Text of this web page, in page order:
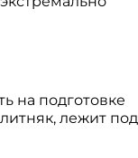
на подготовке
лежит под